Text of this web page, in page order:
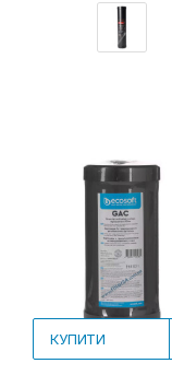
КУПИТИ